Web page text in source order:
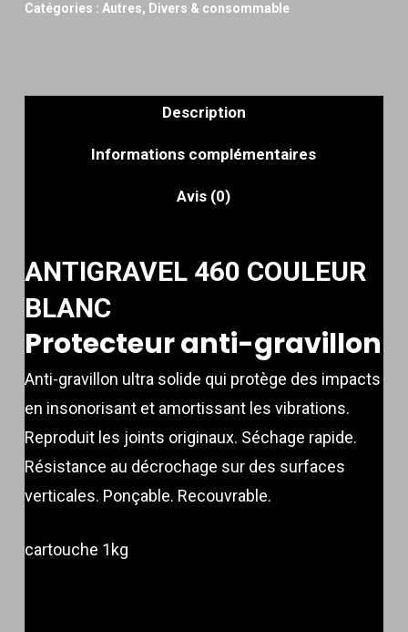
Catégories : Autres, Divers & consommable
Description
Informations complémentaires
Avis (0)
ANTIGRAVEL 460 COULEUR
BLANC
Protecteur anti-gravillon
Anti-gravillon ultra solide qui protège des impacts
en insonorisant et amortissant les vibrations.
Reproduit les joints originaux. Séchage rapide.
Résistance au décrochage sur des surfaces
verticales. Ponçable. Recouvrable.
cartouche 1kg